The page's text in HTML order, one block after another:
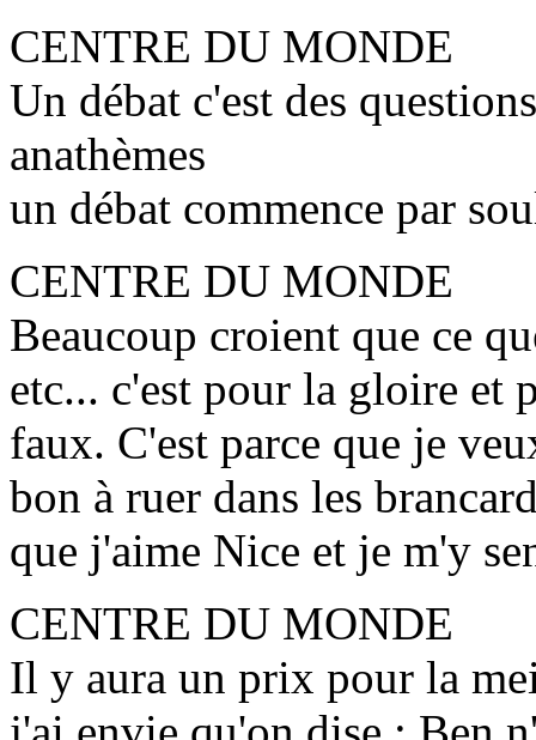
CENTRE DU MONDE
Un débat c'est des
anathèmes
un débat commence par
CENTRE DU MONDE
Beaucoup croient que ce
etc... c'est pour la gloire et
faux. C'est parce que je
bon à ruer dans les
que j'aime Nice et je m'y
CENTRE DU MONDE
Il y aura un prix pour la